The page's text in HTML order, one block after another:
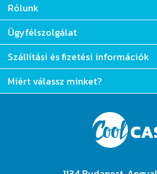
Rólunk
Ügyfélszolgálat
Szállítási és fizetési információk
Miért válassz minket?